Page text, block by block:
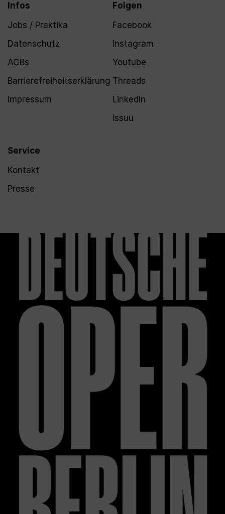
Infos
Jobs / Praktika
Datenschutz
AGBs
Barrierefreiheitserklärung
Impressum
Service
Kontakt
Presse
Folgen
Facebook
Instagram
Youtube
Threads
LinkedIn
Issuu